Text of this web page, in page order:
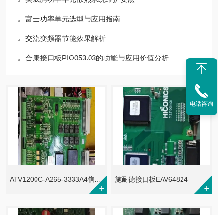
富士功率单元选型与应用指南
交流变频器节能效果解析
合康接口板PIO053.03的功能与应用价值分析
ATV1200C-A265-3333A4信号调整板5.552.021.01MX 施耐德接口板EAV64824
电话咨询